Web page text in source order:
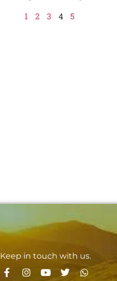
1 2 3 4 5
Keep in touch with us.